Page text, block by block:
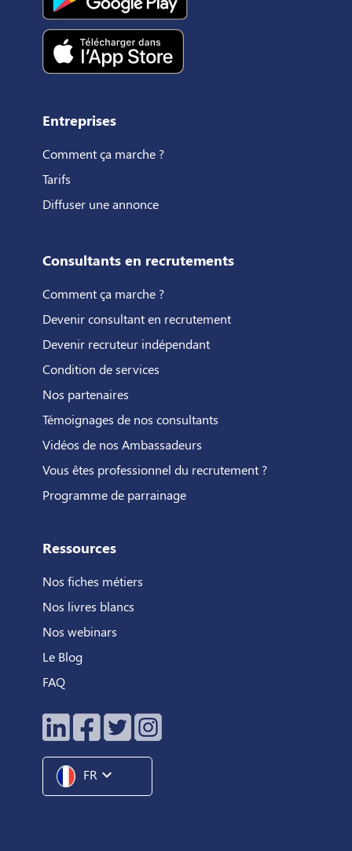
Entreprises
Comment ça marche ?
Tarifs
Diffuser une annonce
Consultants en recrutements
Comment ça marche ?
Devenir consultant en recrutement
Devenir recruteur indépendant
Condition de services
Nos partenaires
Témoignages de nos consultants
Vidéos de nos Ambassadeurs
Vous êtes professionnel du recrutement ?
Programme de parrainage
Ressources
Nos fiches métiers
Nos livres blancs
Nos webinars
Le Blog
FAQ
FR expand_more